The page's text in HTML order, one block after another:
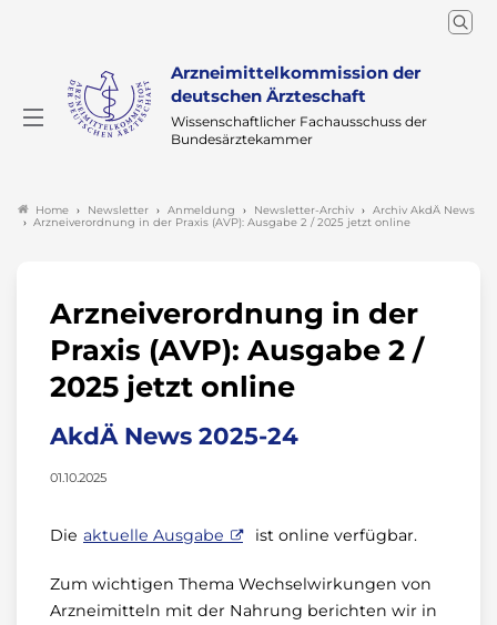
Arzneimittelkommission der
deutschen Ärzteschaft
Wissenschaftlicher Fachausschuss der
Bundesärztekammer
Home Newsletter Anmeldung Newsletter-Archiv
Archiv AkdÄ News
Arzneiverordnung in der Praxis (AVP): Ausgabe 2 / 2025 jetzt online
Arzneiverordnung in der
Praxis (AVP): Ausgabe 2 /
2025 jetzt online
AkdÄ News 2025-24
01.10.2025
Die aktuelle Ausgabe ist online verfügbar.
Zum wichtigen Thema Wechselwirkungen von
Arzneimitteln mit der Nahrung berichten wir in